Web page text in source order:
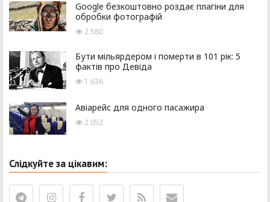
Google безкоштовно роздає плагіни для
обробки фотографій
2 580
Бути мільярдером і померти в 101 рік: 5
фактів про Девіда
1 636
Авіарейс для одного пасажира
2 052
Слідкуйте за цікавим: